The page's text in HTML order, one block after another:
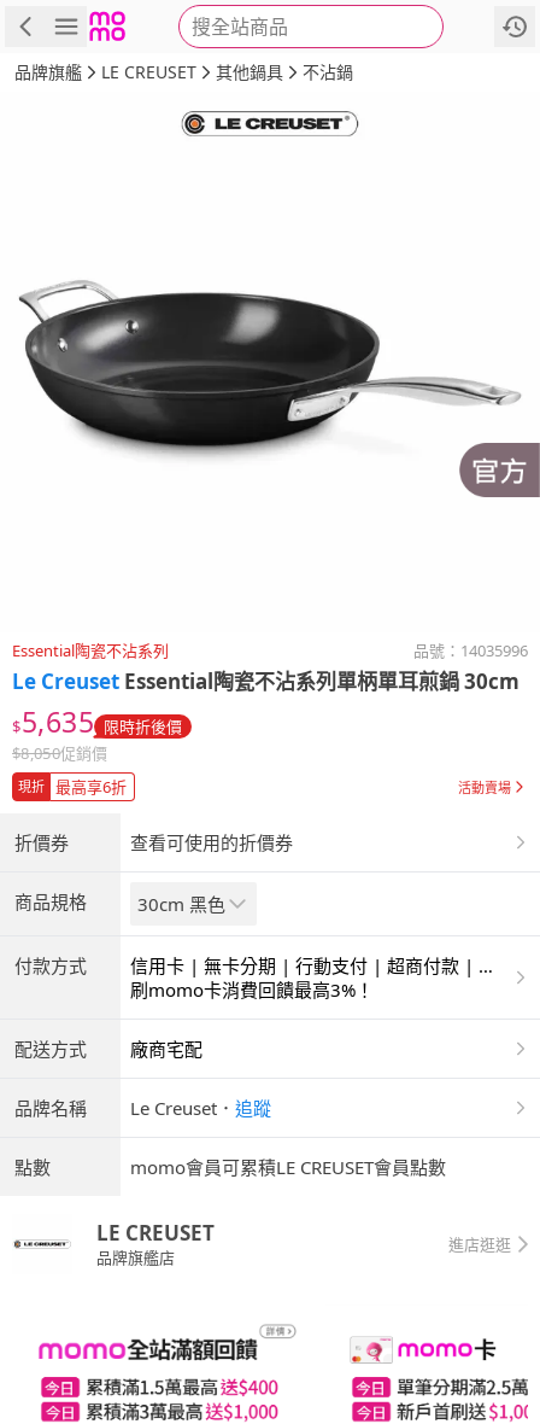
搜全站商品
商品 評價 詳情
品牌旗艦 LE CREUSET 其他鍋具 不沾鍋
Essential陶瓷不沾系列 品號： 14035996
Le Creuset Essential陶瓷不沾系列單柄單耳煎鍋 30cm
$5,635 限時折後價
$8,050促銷價
現折 最高享6折 活動賣場
折價券 查看可使用的折價券
商品規格 30cm 黑色
付款方式
信用卡 | 無卡分期 | 行動支付 | 超商付款 | 銀
聯卡
刷momo卡消費回饋最高3%！
配送方式 廠商宅配
品牌名稱 Le Creuset ． 追蹤
點數 momo會員可累積LE CREUSET會員點數
LE CREUSET
品牌旗艦店
進店逛逛